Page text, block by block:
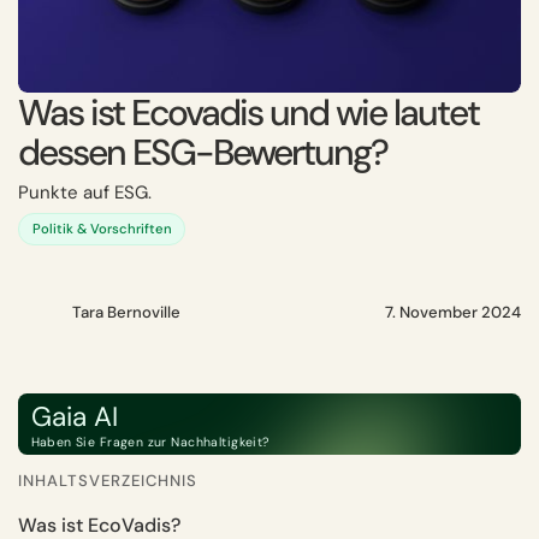
Was ist Ecovadis und wie lautet
dessen ESG-Bewertung?
Punkte auf ESG.
Politik & Vorschriften
Tara Bernoville 7. November 2024
Gaia AI
Haben Sie Fragen zur Nachhaltigkeit?
INHALTSVERZEICHNIS
Was ist EcoVadis?